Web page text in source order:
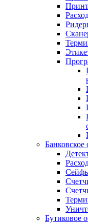
Банковское
Бутиковое